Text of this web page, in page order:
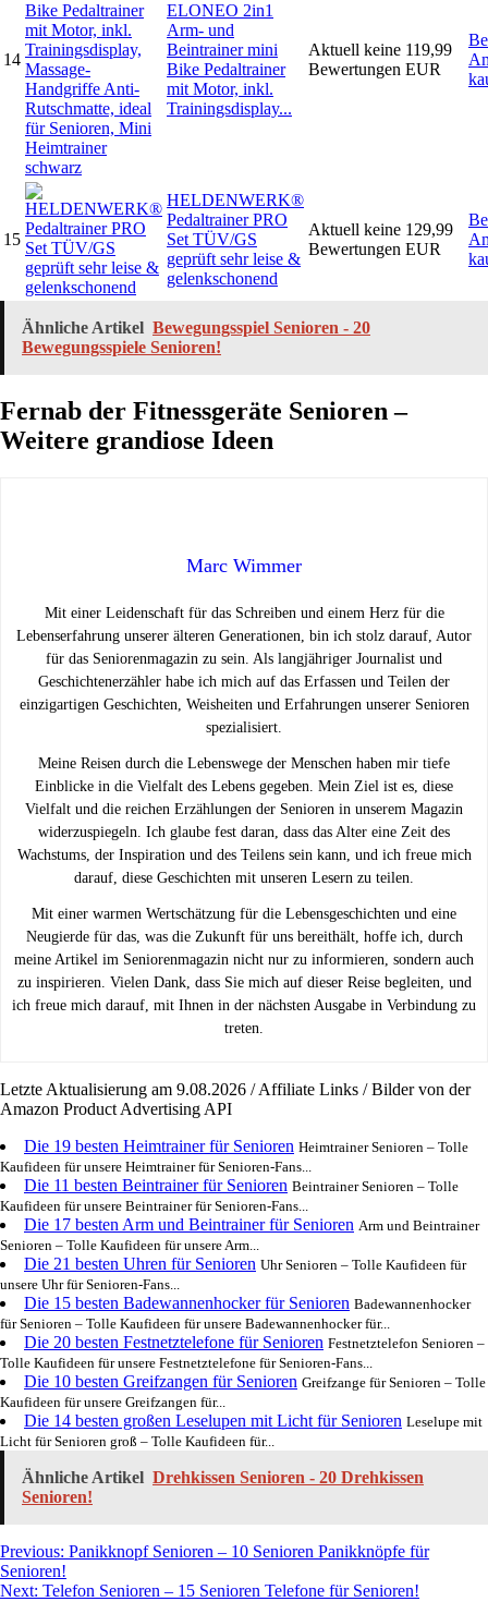
14
ELONEO 2in1
Arm- und
Beintrainer mini
Bike Pedaltrainer
mit Motor, inkl.
Trainingsdisplay...
Aktuell keine
Bewertungen
119,99
EUR
15
HELDENWERK®
Pedaltrainer PRO
Set TÜV/GS
geprüft sehr leise &
gelenkschonend
Aktuell keine
Bewertungen
129,99
EUR
Ähnliche Artikel Bewegungsspiel Senioren - 20
Bewegungsspiele Senioren!
Fernab der Fitnessgeräte Senioren –
Weitere grandiose Ideen
Marc Wimmer
Mit einer Leidenschaft für das Schreiben und einem Herz für die
Lebenserfahrung unserer älteren Generationen, bin ich stolz darauf, Autor
für das Seniorenmagazin zu sein. Als langjähriger Journalist und
Geschichtenerzähler habe ich mich auf das Erfassen und Teilen der
einzigartigen Geschichten, Weisheiten und Erfahrungen unserer Senioren
spezialisiert.
Meine Reisen durch die Lebenswege der Menschen haben mir tiefe
Einblicke in die Vielfalt des Lebens gegeben. Mein Ziel ist es, diese
Vielfalt und die reichen Erzählungen der Senioren in unserem Magazin
widerzuspiegeln. Ich glaube fest daran, dass das Alter eine Zeit des
Wachstums, der Inspiration und des Teilens sein kann, und ich freue mich
darauf, diese Geschichten mit unseren Lesern zu teilen.
Mit einer warmen Wertschätzung für die Lebensgeschichten und eine
Neugierde für das, was die Zukunft für uns bereithält, hoffe ich, durch
meine Artikel im Seniorenmagazin nicht nur zu informieren, sondern auch
zu inspirieren. Vielen Dank, dass Sie mich auf dieser Reise begleiten, und
ich freue mich darauf, mit Ihnen in der nächsten Ausgabe in Verbindung zu
treten.
Letzte Aktualisierung am 9.08.2026 / Affiliate Links / Bilder von der
Amazon Product Advertising API
Die 19 besten Heimtrainer für Senioren Heimtrainer Senioren – Tolle
Kaufideen für unsere Heimtrainer für Senioren-Fans...
Die 11 besten Beintrainer für Senioren Beintrainer Senioren – Tolle
Kaufideen für unsere Beintrainer für Senioren-Fans...
Die 17 besten Arm und Beintrainer für Senioren Arm und Beintrainer
Senioren – Tolle Kaufideen für unsere Arm...
Die 21 besten Uhren für Senioren Uhr Senioren – Tolle Kaufideen für
unsere Uhr für Senioren-Fans...
Die 15 besten Badewannenhocker für Senioren Badewannenhocker
für Senioren – Tolle Kaufideen für unsere Badewannenhocker für...
Die 20 besten Festnetztelefone für Senioren Festnetztelefon Senioren –
Tolle Kaufideen für unsere Festnetztelefone für Senioren-Fans...
Die 10 besten Greifzangen für Senioren Greifzange für Senioren – Tolle
Kaufideen für unsere Greifzangen für...
Die 14 besten großen Leselupen mit Licht für Senioren Leselupe mit
Licht für Senioren groß – Tolle Kaufideen für...
Ähnliche Artikel Drehkissen Senioren - 20 Drehkissen
Senioren!
Post
navigation
Previous: Panikknopf Senioren – 10 Senioren Panikknöpfe für
Senioren!
Next: Telefon Senioren – 15 Senioren Telefone für Senioren!